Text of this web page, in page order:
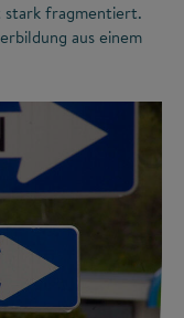
stark fragmentiert.
aus einem